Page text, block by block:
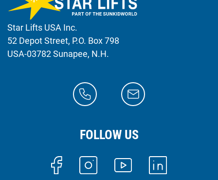
Star Lifts USA Inc.
52 Depot Street, P.O. Box 798
USA-03782 Sunapee, N.H.
FOLLOW US